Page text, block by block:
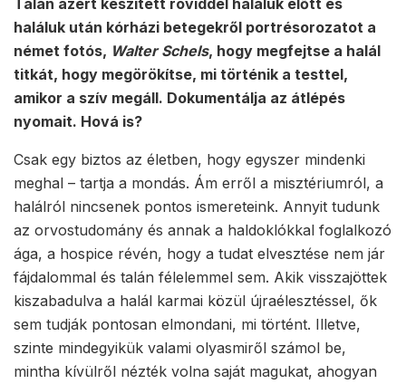
haláluk után kórházi betegekről portrésorozatot a
német fotós, Walter Schels, hogy megfejtse a halál
titkát, hogy megörökítse, mi történik a testtel,
amikor a szív megáll. Dokumentálja az átlépés
nyomait. Hová is?
Csak egy biztos az életben, hogy egyszer mindenki
meghal – tartja a mondás. Ám erről a misztériumról, a
halálról nincsenek pontos ismereteink. Annyit tudunk
az orvostudomány és annak a haldoklókkal foglalkozó
ága, a hospice révén, hogy a tudat elvesztése nem jár
fájdalommal és talán félelemmel sem. Akik visszajöttek
kiszabadulva a halál karmai közül újraélesztéssel, ők
sem tudják pontosan elmondani, mi történt. Illetve,
szinte mindegyikük valami olyasmiről számol be,
mintha kívülről nézték volna saját magukat, ahogyan